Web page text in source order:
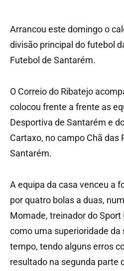
Arrancou este domingo o
divisão principal do futebol
Futebol de Santarém.
O Correio do Ribatejo
colocou frente a frente as
Desportiva de Santarém e
Cartaxo, no campo Chã das
Santarém.
A equipa da casa venceu a
por quatro bolas a duas,
Momade, treinador do Sport
como uma superioridade da
tempo, tendo alguns erros
resultado na segunda parte